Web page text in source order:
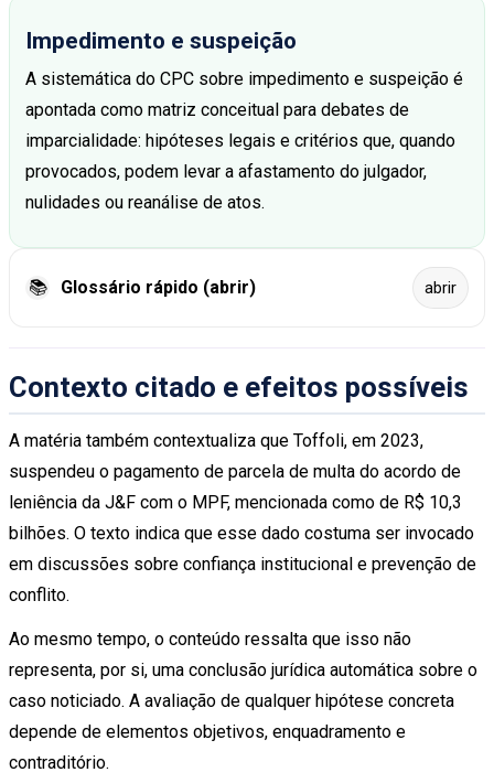
Impedimento e suspeição
A sistemática do CPC sobre impedimento e suspeição é
apontada como matriz conceitual para debates de
imparcialidade: hipóteses legais e critérios que, quando
provocados, podem levar a afastamento do julgador,
nulidades ou reanálise de atos.
📚 Glossário rápido (abrir) abrir
Contexto citado e efeitos possíveis
A matéria também contextualiza que Toffoli, em 2023,
suspendeu o pagamento de parcela de multa do acordo de
leniência da J&F com o MPF, mencionada como de R$ 10,3
bilhões. O texto indica que esse dado costuma ser invocado
em discussões sobre confiança institucional e prevenção de
conflito.
Ao mesmo tempo, o conteúdo ressalta que isso não
representa, por si, uma conclusão jurídica automática sobre o
caso noticiado. A avaliação de qualquer hipótese concreta
depende de elementos objetivos, enquadramento e
contraditório.